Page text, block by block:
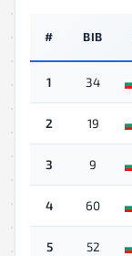
# BIB
1 34
2 19
3 9
4 60
5 52